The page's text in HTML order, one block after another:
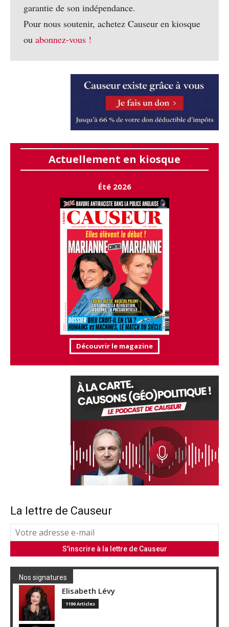
garantie de son indépendance.
Pour nous soutenir, achetez Causeur en kiosque
ou abonnez-vous !
Actuellement en kiosque
Été 2026
Découvrir le magazine
La lettre de Causeur
Nos signatures
Elisabeth Lévy
1190 Articles